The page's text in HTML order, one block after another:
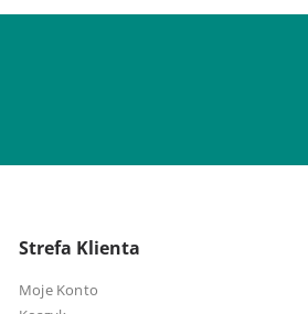
Strefa Klienta
Moje Konto